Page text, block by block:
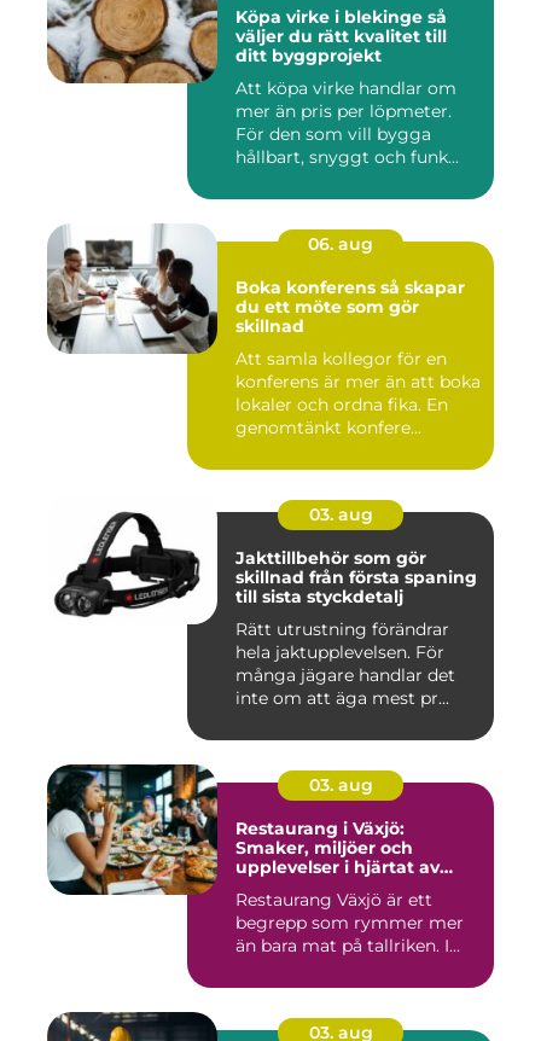
Köpa virke i blekinge så
väljer du rätt kvalitet till
ditt byggprojekt
Att köpa virke handlar om
mer än pris per löpmeter.
För den som vill bygga
hållbart, snyggt och funk...
06. aug
Boka konferens så skapar
du ett möte som gör
skillnad
Att samla kollegor för en
konferens är mer än att boka
lokaler och ordna fika. En
genomtänkt konfere...
03. aug
Jakttillbehör som gör
skillnad från första spaning
till sista styckdetalj
Rätt utrustning förändrar
hela jaktupplevelsen. För
många jägare handlar det
inte om att äga mest pr...
03. aug
Restaurang i Växjö:
Smaker, miljöer och
upplevelser i hjärtat av
Restaurang Växjö är ett
begrepp som rymmer mer
än bara mat på tallriken. I...
03. aug